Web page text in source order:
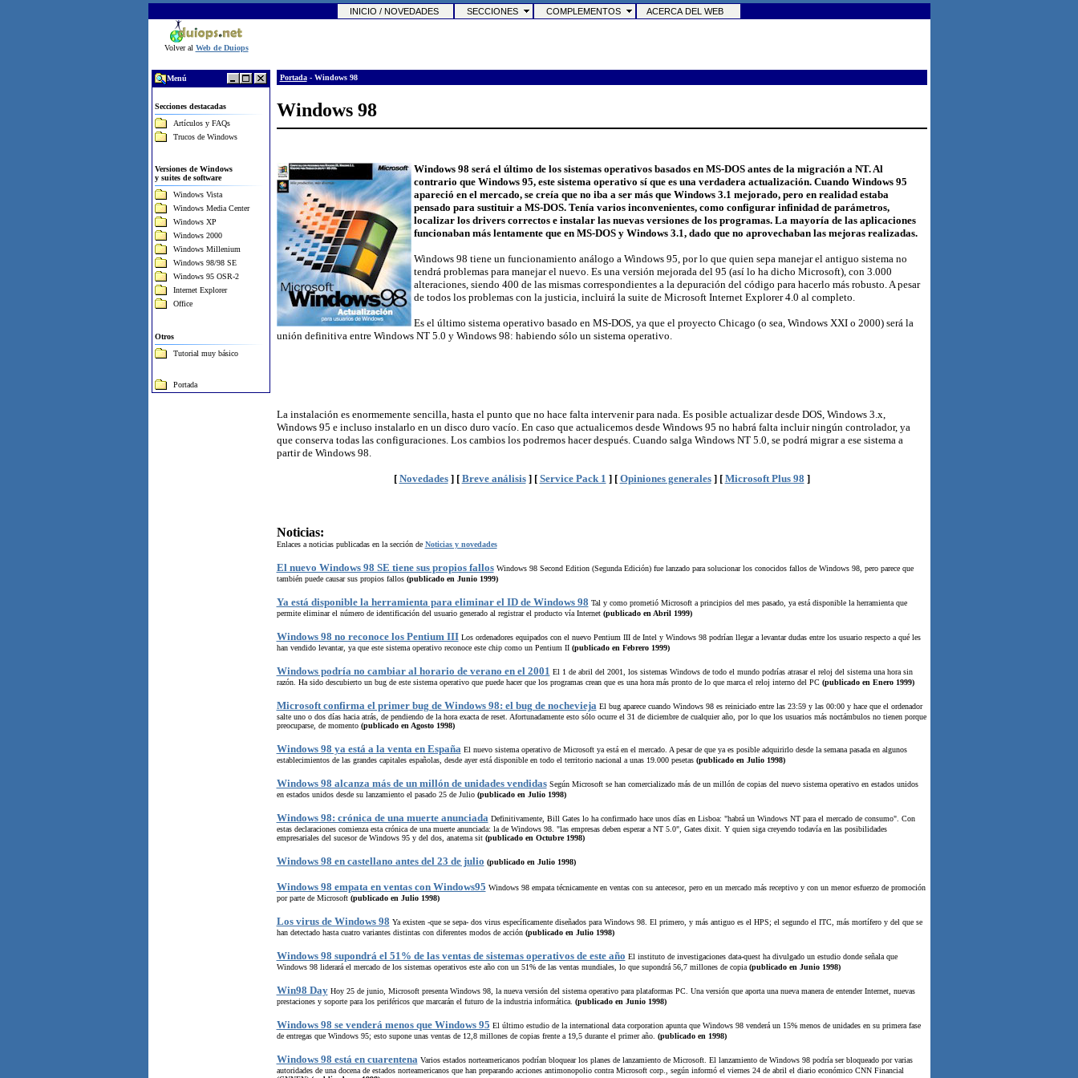
INICIO / NOVEDADES SECCIONES COMPLEMENTOS ACERCA DEL WEB
Volver al Web de Duiops
Menú
Secciones destacadas
Artículos y FAQs
Trucos de Windows
Versiones de Windows
y suites de software
Windows Vista
Windows Media Center
Windows XP
Windows 2000
Windows Millenium
Windows 98/98 SE
Windows 95 OSR-2
Internet Explorer
Office
Otros
Tutorial muy básico
Portada
Portada- Windows 98
Windows 98
Windows 98 será el último de los sistemas operativos basados en MS-DOS antes de la migración a NT. Al
contrario que Windows 95, este sistema operativo sí que es una verdadera actualización. Cuando Windows 95
apareció en el mercado, se creía que no iba a ser más que Windows 3.1 mejorado, pero en realidad estaba
pensado para sustituir a MS-DOS. Tenía varios inconvenientes, como configurar infinidad de parámetros,
localizar los drivers correctos e instalar las nuevas versiones de los programas. La mayoría de las aplicaciones
funcionaban más lentamente que en MS-DOS y Windows 3.1, dado que no aprovechaban las mejoras realizadas.
Windows 98 tiene un funcionamiento análogo a Windows 95, por lo que quien sepa manejar el antiguo sistema no
tendrá problemas para manejar el nuevo. Es una versión mejorada del 95 (así lo ha dicho Microsoft), con 3.000
alteraciones, siendo 400 de las mismas correspondientes a la depuración del código para hacerlo más robusto. A pesar
de todos los problemas con la justicia, incluirá la suite de Microsoft Internet Explorer 4.0 al completo.
Es el último sistema operativo basado en MS-DOS, ya que el proyecto Chicago (o sea, Windows XXI o 2000) será la
unión definitiva entre Windows NT 5.0 y Windows 98: habiendo sólo un sistema operativo.
La instalación es enormemente sencilla, hasta el punto que no hace falta intervenir para nada. Es posible actualizar desde DOS, Windows 3.x,
Windows 95 e incluso instalarlo en un disco duro vacío. En caso que actualicemos desde Windows 95 no habrá falta incluir ningún controlador, ya
que conserva todas las configuraciones. Los cambios los podremos hacer después. Cuando salga Windows NT 5.0, se podrá migrar a ese sistema a
partir de Windows 98.
[ Novedades] [ Breve análisis] [ Service Pack 1 ] [ Opiniones generales] [ Microsoft Plus 98 ]
Noticias:
Enlaces a noticias publicadas en la sección de Noticias y novedades
El nuevo Windows 98 SE tiene sus propios fallos Windows 98 Second Edition (Segunda Edición) fue lanzado para solucionar los conocidos fallos de Windows 98, pero parece que
también puede causar sus propios fallos (publicado en Junio 1999)
Ya está disponible la herramienta para eliminar el ID de Windows 98 Tal y como prometió Microsoft a principios del mes pasado, ya está disponible la herramienta que
permite eliminar el número de identificación del usuario generado al registrar el producto vía Internet (publicado en Abril 1999)
Windows 98 no reconoce los Pentium III Los ordenadores equipados con el nuevo Pentium III de Intel y Windows 98 podrían llegar a levantar dudas entre los usuario respecto a qué les
han vendido levantar, ya que este sistema operativo reconoce este chip como un Pentium II (publicado en Febrero 1999)
Windows podría no cambiar al horario de verano en el 2001 El 1 de abril del 2001, los sistemas Windows de todo el mundo podrías atrasar el reloj del sistema una hora sin
razón. Ha sido descubierto un bug de este sistema operativo que puede hacer que los programas crean que es una hora más pronto de lo que marca el reloj interno del PC (publicado en Enero 1999)
Microsoft confirma el primer bug de Windows 98: el bug de nochevieja El bug aparece cuando Windows 98 es reiniciado entre las 23:59 y las 00:00 y hace que el ordenador
salte uno o dos días hacia atrás, de pendiendo de la hora exacta de reset. Afortunadamente esto sólo ocurre el 31 de diciembre de cualquier año, por lo que los usuarios más noctámbulos no tienen porque
preocuparse, de momento (publicado en Agosto 1998)
Windows 98 ya está a la venta en España El nuevo sistema operativo de Microsoft ya está en el mercado. A pesar de que ya es posible adquirirlo desde la semana pasada en algunos
establecimientos de las grandes capitales españolas, desde ayer está disponible en todo el territorio nacional a unas 19.000 pesetas (publicado en Julio 1998)
Windows 98 alcanza más de un millón de unidades vendidasSegún Microsoft se han comercializado más de un millón de copias del nuevo sistema operativo en estados unidos
en estados unidos desde su lanzamiento el pasado 25 de Julio (publicado en Julio 1998)
Windows 98: crónica de una muerte anunciada Definitivamente, Bill Gates lo ha confirmado hace unos días en Lisboa: "habrá un Windows NT para el mercado de consumo". Con
estas declaraciones comienza esta crónica de una muerte anunciada: la de Windows 98. "las empresas deben esperar a NT 5.0", Gates dixit. Y quien siga creyendo todavía en las posibilidades
empresariales del sucesor de Windows 95 y del dos, anatema sit (publicado en Octubre 1998)
Windows 98 en castellano antes del 23 de julio (publicado en Julio 1998)
Windows 98 empata en ventas con Windows95 Windows 98 empata técnicamente en ventas con su antecesor, pero en un mercado más receptivo y con un menor esfuerzo de promoción
por parte de Microsoft (publicado en Julio 1998)
Los virus de Windows 98 Ya existen -que se sepa- dos virus específicamente diseñados para Windows 98. El primero, y más antiguo es el HPS; el segundo el ITC, más mortífero y del que se
han detectado hasta cuatro variantes distintas con diferentes modos de acción (publicado en Julio 1998)
Windows 98 supondrá el 51% de las ventas de sistemas operativos de este año El instituto de investigaciones data-quest ha divulgado un estudio donde señala que
Windows 98 liderará el mercado de los sistemas operativos este año con un 51% de las ventas mundiales, lo que supondrá 56,7 millones de copia (publicado en Junio 1998)
Win98 DayHoy 25 de junio, Microsoft presenta Windows 98, la nueva versión del sistema operativo para plataformas PC. Una versión que aporta una nueva manera de entender Internet, nuevas
prestaciones y soporte para los periféricos que marcarán el futuro de la industria informática. (publicado en Junio 1998)
Windows 98 se venderá menos que Windows 95 El último estudio de la international data corporation apunta que Windows 98 venderá un 15% menos de unidades en su primera fase
de entregas que Windows 95; esto supone unas ventas de 12,8 millones de copias frente a 19,5 durante el primer año. (publicado en 1998)
Windows 98 está en cuarentena Varios estados norteamericanos podrían bloquear los planes de lanzamiento de Microsoft. El lanzamiento de Windows 98 podría ser bloqueado por varias
autoridades de una docena de estados norteamericanos que han preparando acciones antimonopolio contra Microsoft corp., según informó el viernes 24 de abril el diario económico CNN Financial